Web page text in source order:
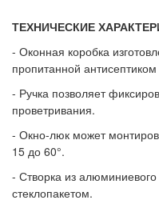
ТЕХНИЧЕСКИЕ
- Оконная коробка
пропитанной
- Ручка позволяет
проветривания.
- Окно-люк может
15 до 60°.
- Створка из
стеклопакетом.